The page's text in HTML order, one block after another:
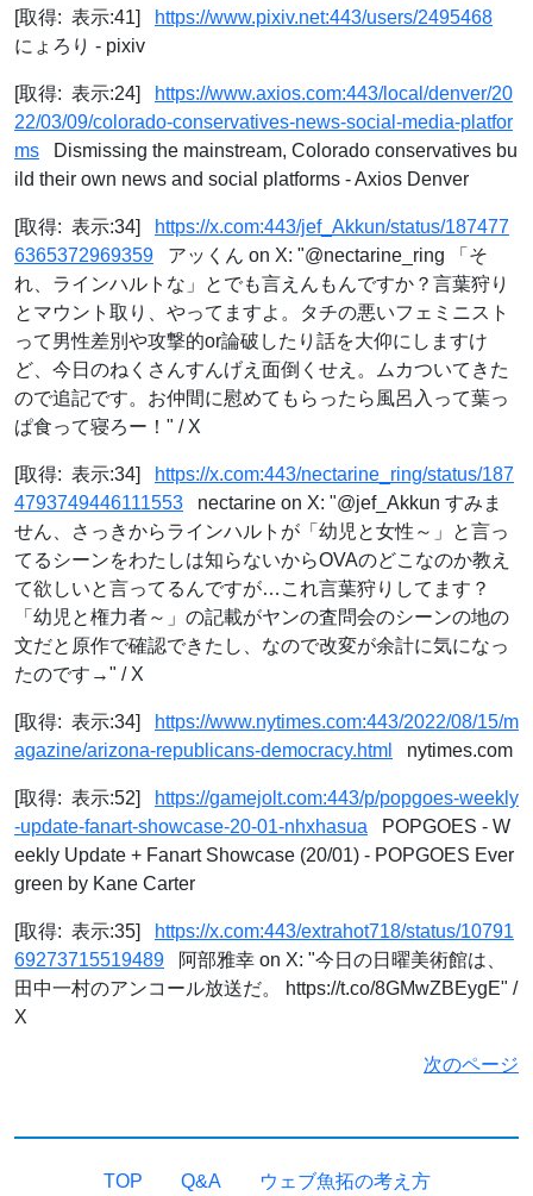
[取得: 表示:41]
https://www.pixiv.net:443/users/2495468
にょろり - pixiv
[取得: 表示:24]
https://www.axios.com:443/local/denver/20
22/03/09/colorado-conservatives-news-social-media-platfor
ms Dismissing the mainstream, Colorado conservatives bu
ild their own news and social platforms - Axios Denver
[取得: 表示:34]
https://x.com:443/jef_Akkun/status/187477
6365372969359 アッくん on X: "@nectarine_ring 「そ
れ、ラインハルトな」とでも言えんもんですか？言葉狩り
とマウント取り、やってますよ。タチの悪いフェミニスト
って男性差別や攻撃的or論破したり話を大仰にしますけ
ど、今日のねくさんすんげえ面倒くせえ。ムカついてきた
ので追記です。お仲間に慰めてもらったら風呂入って葉っ
ぱ食って寝ろー！" / X
[取得: 表示:34]
https://x.com:443/nectarine_ring/status/187
4793749446111553 nectarine on X: "@jef_Akkun すみま
せん、さっきからラインハルトが「幼児と女性～」と言っ
てるシーンをわたしは知らないからOVAのどこなのか教え
て欲しいと言ってるんですが…これ言葉狩りしてます？
「幼児と権力者～」の記載がヤンの査問会のシーンの地の
文だと原作で確認できたし、なので改変が余計に気になっ
たのです→" / X
[取得: 表示:34]
https://www.nytimes.com:443/2022/08/15/m
agazine/arizona-republicans-democracy.html
nytimes.com
[取得: 表示:52]
https://gamejolt.com:443/p/popgoes-weekly
-update-fanart-showcase-20-01-nhxhasua POPGOES - W
eekly Update + Fanart Showcase (20/01) - POPGOES Ever
green by Kane Carter
[取得: 表示:35]
https://x.com:443/extrahot718/status/10791
69273715519489 阿部雅幸 on X: "今日の日曜美術館は、
田中一村のアンコール放送だ。 https://t.co/8GMwZBEygE" /
X
次のページ
TOP Q&A ウェブ魚拓の考え方